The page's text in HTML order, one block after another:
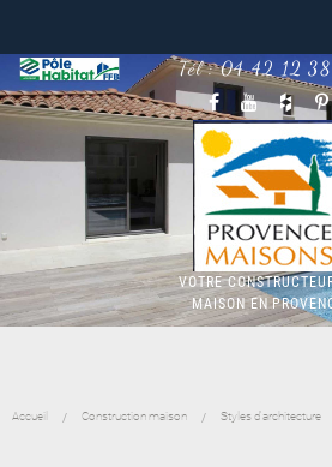
VOTRE
MAISON EN
Tél :04 42 12
ACCUEIL
PROVENCE MAISONS
NOS RÉALISATIONS
CONSTRUCTION MAISON
MAISON BBC RE2020
NOTRE ACTUALITÉ
Accueil Construction maison Styles d'architecture